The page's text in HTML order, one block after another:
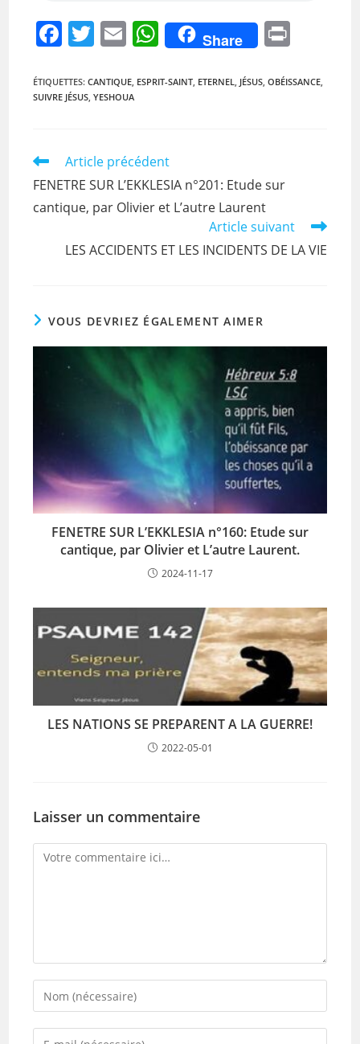
F
c
e
o
o
k
T
itt
er
E
ai
l
W
h
at
p
p
Share
t
ÉTIQUETTES:CANTIQUE ESPRIT-SAINT ETERNEL JÉSUS OBÉISSANCE
SUIVRE JÉSUS YESHOUA
Read
articles
Article précédent
FENETRE SUR L’EKKLESIA n°201: Etude sur
cantique, par Olivier et L’autre Laurent
Article suivant
LES ACCIDENTS ET LES INCIDENTS DE LA VIE
VOUS DEVRIEZ ÉGALEMENT AIMER
FENETRE SUR L’EKKLESIA n°160: Etude sur
cantique, par Olivier et L’autre Laurent.
2024-11-17
LES NATIONS SE PREPARENT A LA GUERRE!
2022-05-01
Laisser un commentaire
Comment
Enter
your
name
Enter